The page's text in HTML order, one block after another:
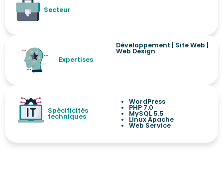
Secteur
Expertises
Développement Site Web
Web Design
Spécificités
techniques
WordPress
PHP 7.0
MySQL 5.5
Linux Apache
Web Service